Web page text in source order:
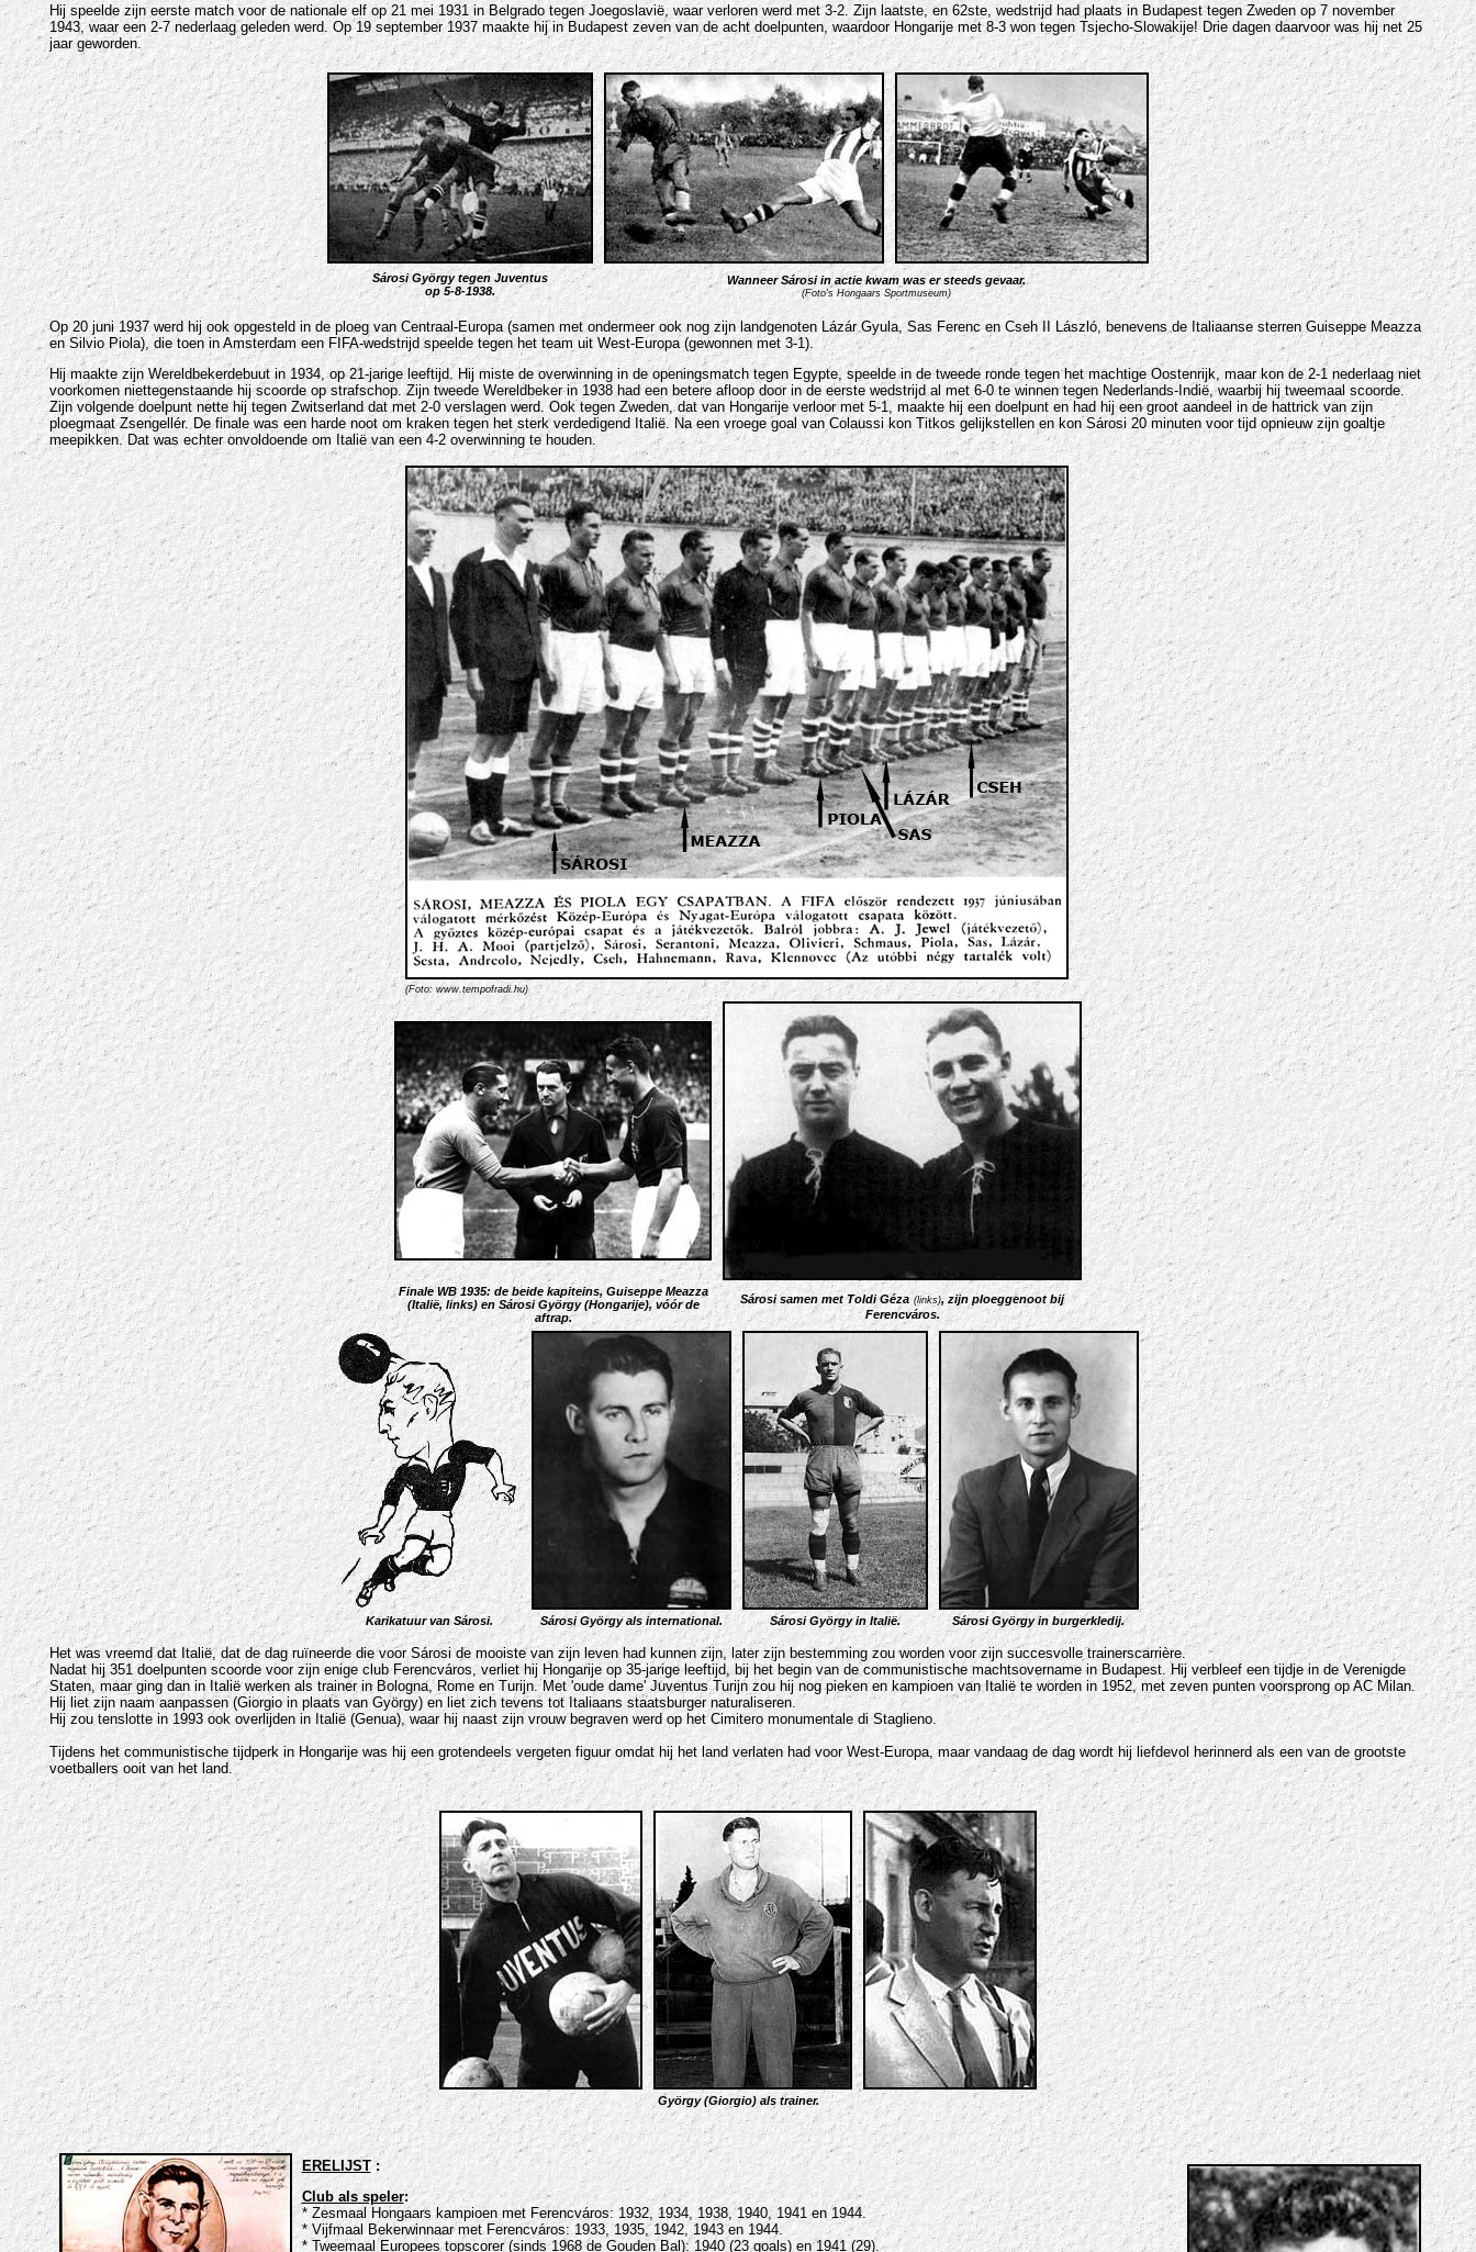
Hij speelde zijn eerste match voor de nationale elf op 21 mei 1931 in Belgrado tegen Joegoslavië, waar verloren werd met 3-2. Zijn laatste, en 62ste, wedstrijd had plaats in Budapest tegen Zweden op 7 november
1943, waar een 2-7 nederlaag geleden werd. Op 19 september 1937 maakte hij in Budapest zeven van de acht doelpunten, waardoor Hongarije met 8-3 won tegen Tsjecho-Slowakije! Drie dagen daarvoor was hij net 25
jaar geworden.
Sárosi György tegen Juventus
op 5-8-1938.
Wanneer Sárosi in actie kwam was er steeds gevaar.
(Foto's Hongaars Sportmuseum)
Op 20 juni 1937 werd hij ook opgesteld in de ploeg van Centraal-Europa (samen met ondermeer ook nog zijn landgenoten Lázár Gyula, Sas Ferenc en Cseh II László, benevens de Italiaanse sterren Guiseppe Meazza
en Silvio Piola), die toen in Amsterdam een FIFA-wedstrijd speelde tegen het team uit West-Europa (gewonnen met 3-1).
Hij maakte zijn Wereldbekerdebuut in 1934, op 21-jarige leeftijd. Hij miste de overwinning in de openingsmatch tegen Egypte, speelde in de tweede ronde tegen het machtige Oostenrijk, maar kon de 2-1 nederlaag niet
voorkomen niettegenstaande hij scoorde op strafschop. Zijn tweede Wereldbeker in 1938 had een betere afloop door in de eerste wedstrijd al met 6-0 te winnen tegen Nederlands-Indië, waarbij hij tweemaal scoorde.
Zijn volgende doelpunt nette hij tegen Zwitserland dat met 2-0 verslagen werd. Ook tegen Zweden, dat van Hongarije verloor met 5-1, maakte hij een doelpunt en had hij een groot aandeel in de hattrick van zijn
ploegmaat Zsengellér. De finale was een harde noot om kraken tegen het sterk verdedigend Italië. Na een vroege goal van Colaussi kon Titkos gelijkstellen en kon Sárosi 20 minuten voor tijd opnieuw zijn goaltje
meepikken. Dat was echter onvoldoende om Italië van een 4-2 overwinning te houden.
(Foto: www.tempofradi.hu)
Finale WB 1935: de beide kapiteins, Guiseppe Meazza
(Italië, links) en Sárosi György (Hongarije), vóór de
aftrap.
Sárosi samen met Toldi Géza (links), zijn ploeggenoot bij
Ferencváros.
Karikatuur van Sárosi. Sárosi György als international. Sárosi György in Italië. Sárosi György in burgerkledij.
Het was vreemd dat Italië, dat de dag ruïneerde die voor Sárosi de mooiste van zijn leven had kunnen zijn, later zijn bestemming zou worden voor zijn succesvolle trainerscarrière.
Nadat hij 351 doelpunten scoorde voor zijn enige club Ferencváros, verliet hij Hongarije op 35-jarige leeftijd, bij het begin van de communistische machtsovername in Budapest. Hij verbleef een tijdje in de Verenigde
Staten, maar ging dan in Italië werken als trainer in Bologna, Rome en Turijn. Met 'oude dame' Juventus Turijn zou hij nog pieken en kampioen van Italië te worden in 1952, met zeven punten voorsprong op AC Milan.
Hij liet zijn naam aanpassen (Giorgio in plaats van György) en liet zich tevens tot Italiaans staatsburger naturaliseren.
Hij zou tenslotte in 1993 ook overlijden in Italië (Genua), waar hij naast zijn vrouw begraven werd op het Cimitero monumentale di Staglieno.
Tijdens het communistische tijdperk in Hongarije was hij een grotendeels vergeten figuur omdat hij het land verlaten had voor West-Europa, maar vandaag de dag wordt hij liefdevol herinnerd als een van de grootste
voetballers ooit van het land.
György (Giorgio) als trainer.
ERELIJST:
Club als speler:
* Zesmaal Hongaars kampioen met Ferencváros: 1932, 1934, 1938, 1940, 1941 en 1944.
* Vijfmaal Bekerwinnaar met Ferencváros: 1933, 1935, 1942, 1943 en 1944.
* Tweemaal Europees topscorer (sinds 1968 de Gouden Bal): 1940 (23 goals) en 1941 (29).